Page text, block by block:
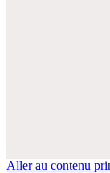
Aller au contenu